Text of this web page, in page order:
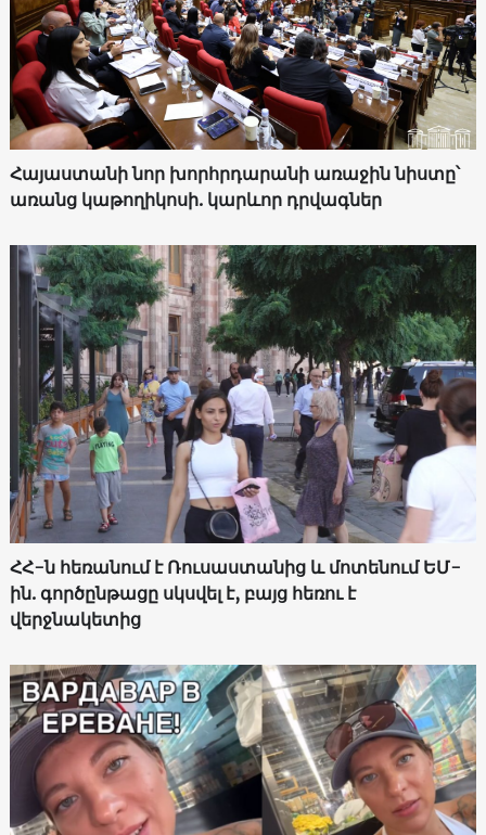
Հայաստանի նոր խորհրդարանի առաջին նիստը՝
առանց կաթողիկոսի. կարևոր դրվագներ
ՀՀ-ն հեռանում է Ռուսաստանից և մոտենում ԵՄ-
ին. գործընթացը սկսվել է, բայց հեռու է
վերջնակետից